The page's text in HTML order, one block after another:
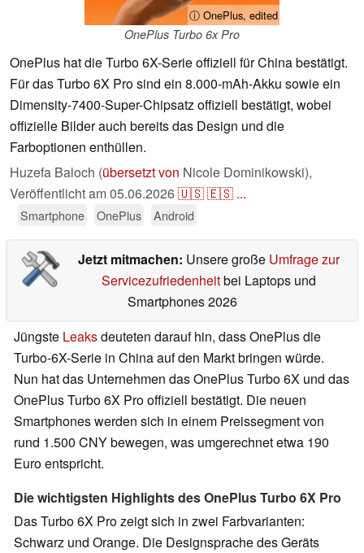
ⓘ OnePlus, edited
OnePlus Turbo 6x Pro
OnePlus hat die Turbo 6X-Serie offiziell für China bestätigt.
Für das Turbo 6X Pro sind ein 8.000-mAh-Akku sowie ein
Dimensity-7400-Super-Chipsatz offiziell bestätigt, wobei
offizielle Bilder auch bereits das Design und die
Farboptionen enthüllen.
Huzefa Baloch (übersetzt von Nicole Dominikowski),
Veröffentlicht am05.06.2026🇺🇸🇪🇸 ...
Smartphone OnePlus Android
Jetzt mitmachen: Unsere große Umfrage zur
Servicezufriedenheitbei Laptops und
Smartphones 2026
Jüngste Leaksdeuteten darauf hin, dass OnePlus die
Turbo-6X-Serie in China auf den Markt bringen würde.
Nun hat das Unternehmen das OnePlus Turbo 6X und das
OnePlus Turbo 6X Pro offiziell bestätigt. Die neuen
Smartphones werden sich in einem Preissegment von
rund 1.500 CNY bewegen, was umgerechnet etwa 190
Euro entspricht.
Die wichtigsten Highlights des OnePlus Turbo 6X Pro
Das Turbo 6X Pro zeigt sich in zwei Farbvarianten:
Schwarz und Orange. Die Designsprache des Geräts